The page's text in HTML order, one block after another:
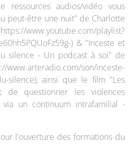
audios/vidéo vous
peut-être une nuit" de Charlotte
playlist?
) & "Inceste et
silence - Un podcast à soi" de
www.arteradio.com/son/inceste-
silence), ainsi que le film "Les
de questionner les violences
via un continuum intrafamilial -
l'ouverture des formations du